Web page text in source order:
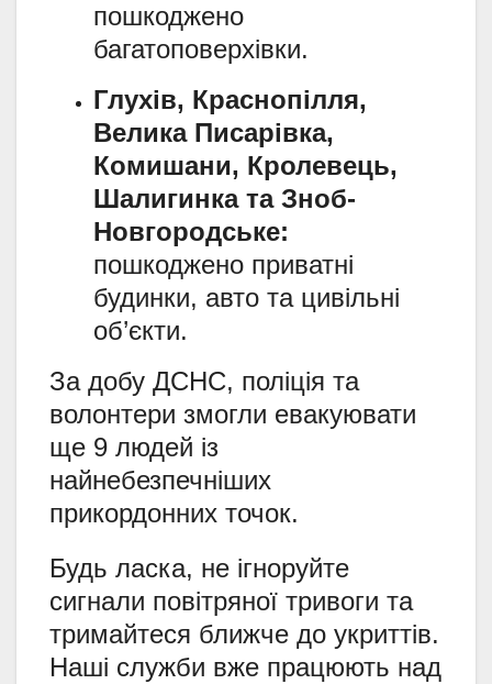
пошкоджено
багатоповерхівки.
Глухів, Краснопілля,
Велика Писарівка,
Комишани, Кролевець,
Шалигинка та Зноб-
Новгородське:
пошкоджено приватні
будинки, авто та цивільні
об’єкти.
За добу ДСНС, поліція та
волонтери змогли евакуювати
ще 9 людей із
найнебезпечніших
прикордонних точок.
Будь ласка, не ігноруйте
сигнали повітряної тривоги та
тримайтеся ближче до укриттів.
Наші служби вже працюють над